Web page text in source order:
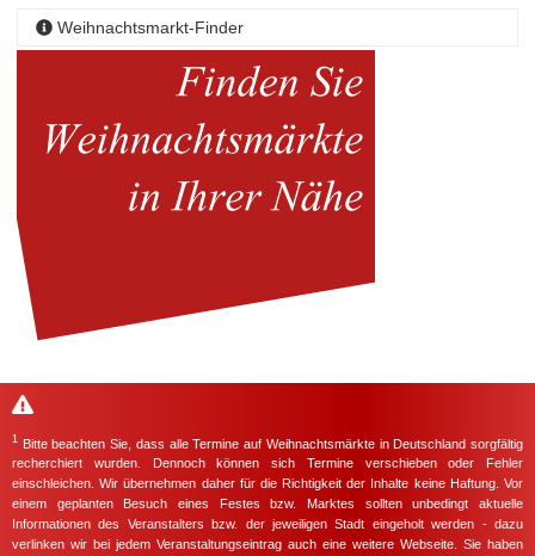
Weihnachtsmarkt-Finder
1
Bitte beachten Sie, dass alle Termine auf Weihnachtsmärkte in Deutschland sorgfältig
recherchiert wurden. Dennoch können sich Termine verschieben oder Fehler
einschleichen. Wir übernehmen daher für die Richtigkeit der Inhalte keine Haftung. Vor
einem geplanten Besuch eines Festes bzw. Marktes sollten unbedingt aktuelle
Informationen des Veranstalters bzw. der jeweiligen Stadt eingeholt werden - dazu
verlinken wir bei jedem Veranstaltungseintrag auch eine weitere Webseite. Sie haben